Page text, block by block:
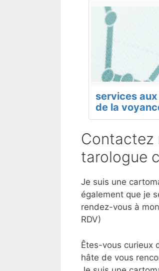
services
de la
Contactez
tarologue
Je suis une
également que je
rendez-vous à
RDV)
Êtes-vous curieux
hâte de vous